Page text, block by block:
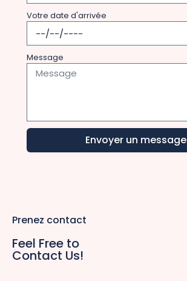
Votre date d'arrivée
Message
Envoyer un message
Prenez contact
Feel Free to
Contact Us!